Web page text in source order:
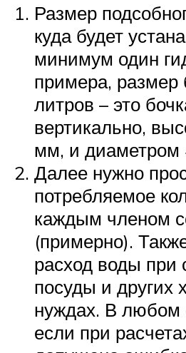
Размер
куда будет
минимум один
примера, размер
литров – это
вертикально,
мм, и
Далее нужно
потребляемое
каждым членом
(примерно).
расход воды при
посуды и других
нуждах. В любом
если при